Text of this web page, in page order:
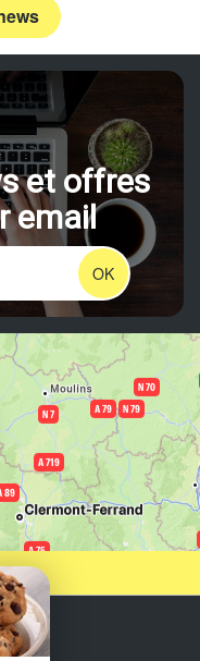
et offres
email
OK